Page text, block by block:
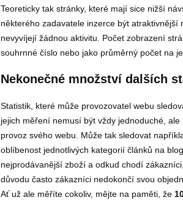
Teoreticky tak stránky, které mají sice nižší
některého zadavatele inzerce být
nevyvíjejí žádnou aktivitu. Počet zobrazení
souhrnné číslo nebo jako průměrný počet na
Nekonečné množství dalších
Statistik, které může provozovatel webu
jejich měření nemusí být vždy jednoduché,
provoz svého webu. Může tak sledovat
oblíbenost jednotlivých kategorií článků na
nejprodávanější zboží a odkud chodí
důvodu často zákazníci nedokončí svou
Ať už ale měříte cokoliv, mějte na paměti, že